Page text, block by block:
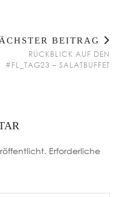
BEITRAG
RÜCKBLICK AUF DEN
#FL_TAG23 – SALATBUFFET
Erforderliche